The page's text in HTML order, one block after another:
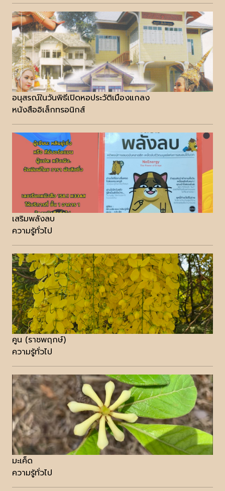
อนุสรณ์ในวันพิธีเปิดหอประวัติเมืองแกลง
หนังสืออิเล็กทรอนิกส์
เสริมพลังลบ
ความรู้ทั่วไป
คูน (ราชพฤกษ์)
ความรู้ทั่วไป
มะเค็ด
ความรู้ทั่วไป